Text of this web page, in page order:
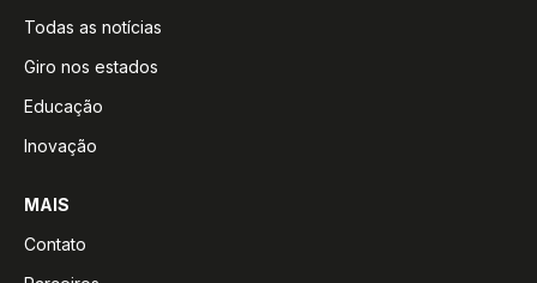
Todas as notícias
Giro nos estados
Educação
Inovação
MAIS
Contato